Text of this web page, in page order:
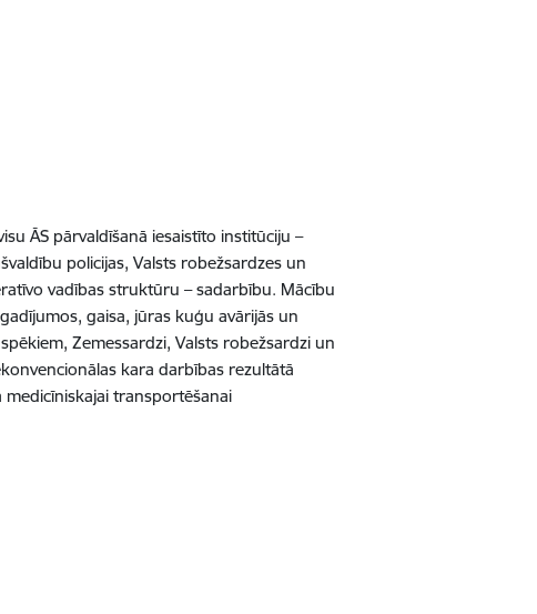
ĀS pārvaldīšanā iesaistīto institūciju –
policijas, Valsts robežsardzes un
vadības struktūru – sadarbību. Mācību
gaisa, jūras kuģu avārijās un
Zemessardzi, Valsts robežsardzi un
kara darbības rezultātā
transportēšanai